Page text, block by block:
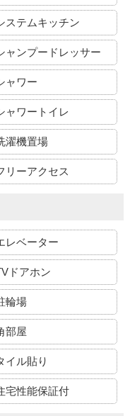
ステムキッチン
ャンプードレッサー
ャワー
ャワートイレ
濯機置場
リーアクセス
レベーター
ドアホン
輪場
部屋
イル貼り
宅性能保証付